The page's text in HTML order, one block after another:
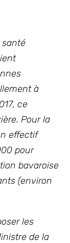
santé
à
ce
Pour la
effectif
pour
bavaroise
(environ
les
de la